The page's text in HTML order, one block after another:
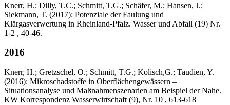
Knerr, H.; Dilly, T.C.; Schmitt, T.G.; Schäfer, M.; Hansen, J.;
Siekmann, T. (2017): Potenziale der Faulung und
Klärgasverwertung in Rheinland-Pfalz. Wasser und Abfall (19) Nr.
1-2 , 40-46.
2016
Knerr, H.; Gretzschel, O.; Schmitt, T.G.; Kolisch,G.; Taudien, Y.
(2016): Mikroschadstoffe in Oberflächengewässern –
Situationsanalyse und Maßnahmenszenarien am Beispiel der Nahe.
KW Korrespondenz Wasserwirtschaft (9), Nr. 10 , 613-618